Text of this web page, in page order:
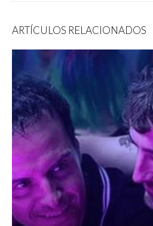
ARTÍCULOS RELACIONADOS